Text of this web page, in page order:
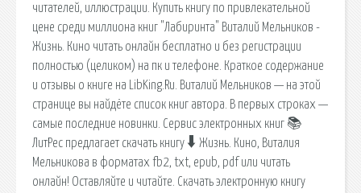
читателей, иллюстрации. Купить книгу по привлекательной
цене среди миллиона книг "Лабиринта" Виталий Мельников -
Жизнь. Кино читать онлайн бесплатно и без регистрации
полностью (целиком) на пк и телефоне. Краткое содержание
и отзывы о книге на LibKing.Ru. Виталий Мельников — на этой
странице вы найдёте список книг автора. В первых строках —
самые последние новинки. Сервис электронных книг 📚
ЛитРес предлагает скачать книгу 🠳 Жизнь. Кино, Виталия
Мельникова в форматах fb2, txt, epub, pdf или читать
онлайн! Оставляйте и читайте. Скачать электронную книгу